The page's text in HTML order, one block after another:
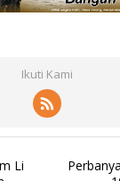
Ikuti Kami
Li